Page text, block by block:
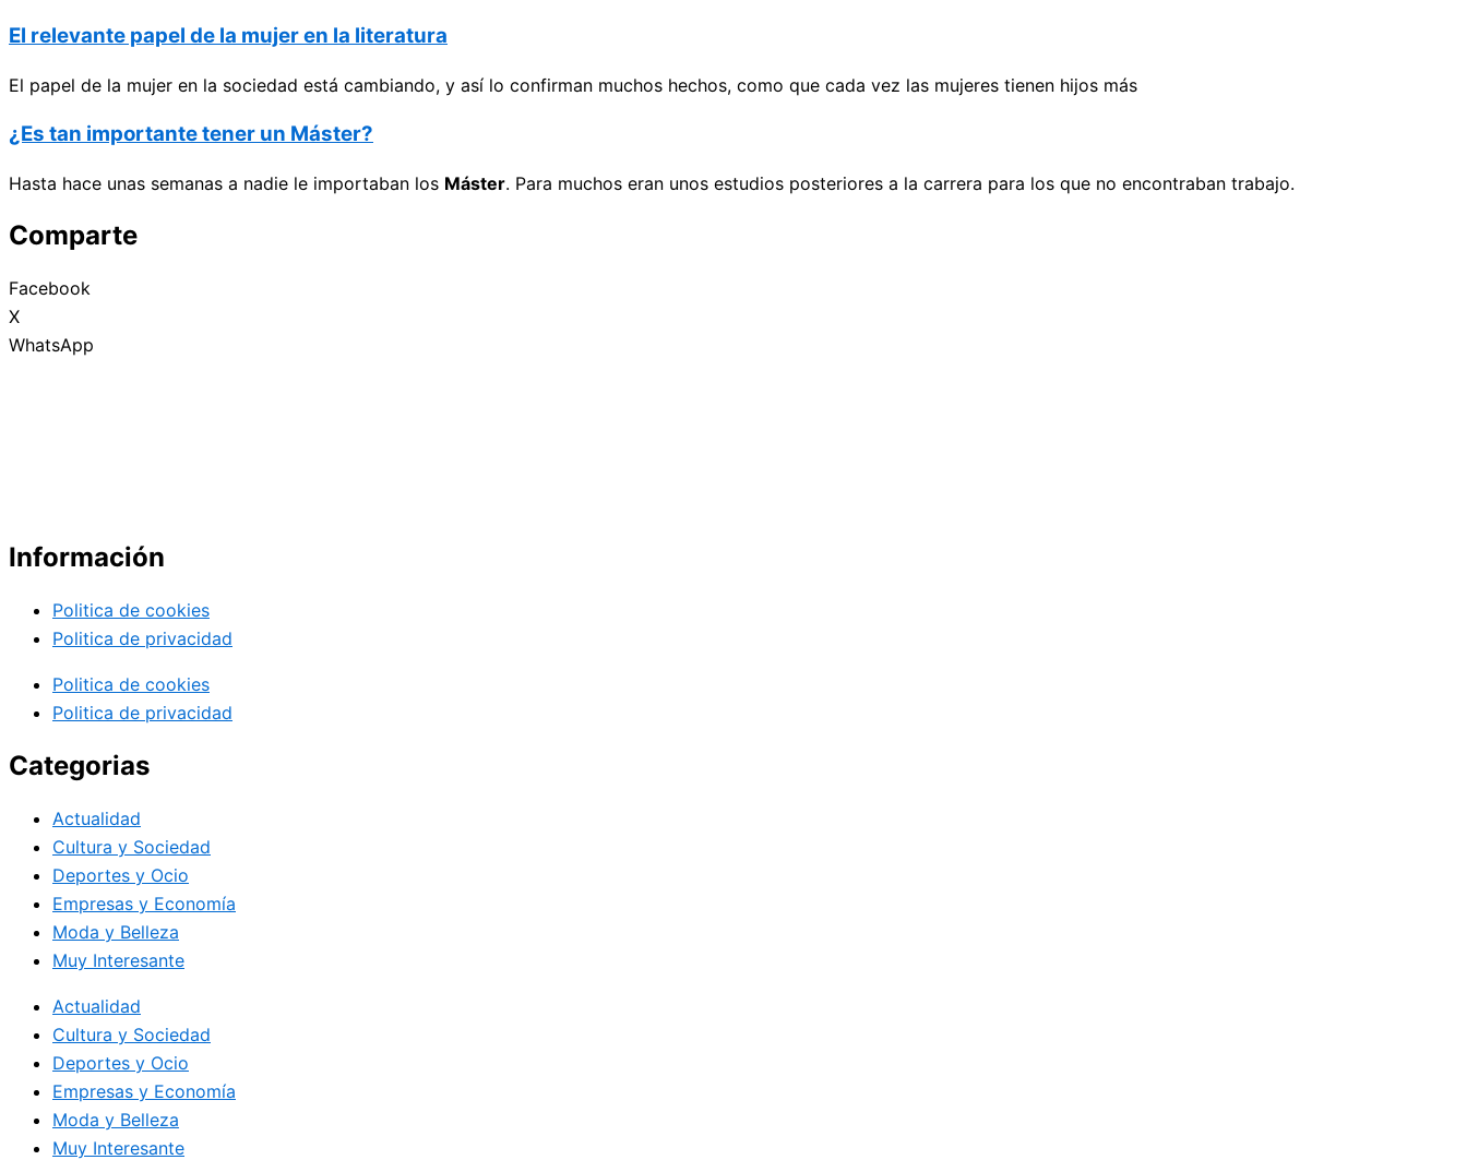
El relevante papel de la mujer en la literatura
El papel de la mujer en la sociedad está cambiando, y así lo confirman muchos hechos, como que cada vez las mujeres tienen hijos más
¿Es tan importante tener un Máster?
Hasta hace unas semanas a nadie le importaban los Máster. Para muchos eran unos estudios posteriores a la carrera para los que no encontraban trabajo.
Comparte
Facebook
X
WhatsApp
Información
Politica de cookies
Politica de privacidad
Politica de cookies
Politica de privacidad
Categorias
Actualidad
Cultura y Sociedad
Deportes y Ocio
Empresas y Economía
Moda y Belleza
Muy Interesante
Actualidad
Cultura y Sociedad
Deportes y Ocio
Empresas y Economía
Moda y Belleza
Muy Interesante